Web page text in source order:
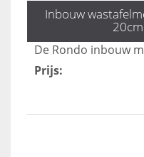
Inbouw
Prijs: